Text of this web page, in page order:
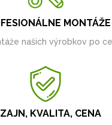
MONTÁŽE
našich výrobkov po
KVALITA, CENA